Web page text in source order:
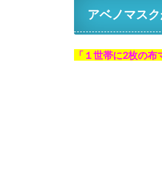
アベノマス
「１世帯に2枚の